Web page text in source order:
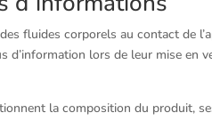
fluides corporels au contact de
d’information lors de leur mise en
la composition du produit,